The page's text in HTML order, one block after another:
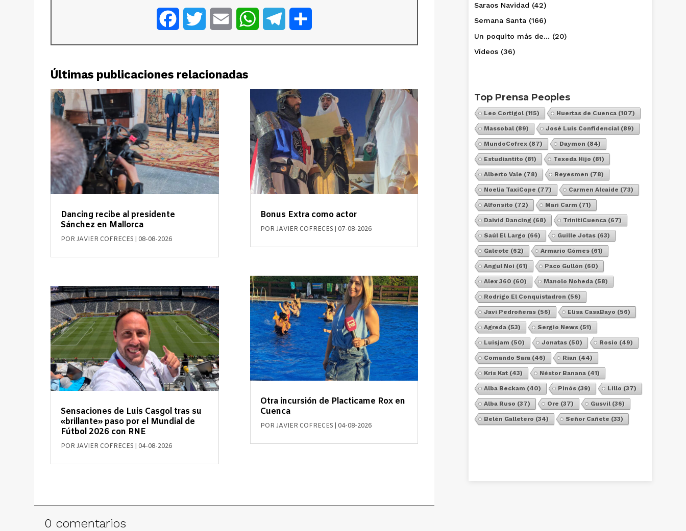
FacebookTwitter Email WhatsAppTelegram
Últimas publicaciones relacionadas
Dancing recibe al presidente
Sánchez en Mallorca
PORJAVIER COFRECES 08-08-2026
Sensaciones de Luis Casgol tras su
«brillante» paso por el Mundial de
Fútbol 2026 con RNE
PORJAVIER COFRECES 04-08-2026
Bonus Extra como actor
POR JAVIER COFRECES 07-08-2026
Otra incursión de Placticame Rox en
Cuenca
POR JAVIER COFRECES 04-08-2026
0 comentarios
Saraos Navidad (42)
Semana Santa (166)
Un poquito más de… (20)
Vídeos (36)
Top Prensa Peoples
Leo Cortigol (115) Huertas de Cuenca (107)
Massobal (89) José Luis Confidencial (89)
MundoCofrex (87) Daymon (84)
Estudiantito (81) Texeda Hijo (81)
Alberto Vale (78) Reyesmen (78)
Noelia TaxiCope (77) Carmen Alcaide (73)
Alfonsito (72) Mari Carm (71)
Daivid Dancing (68) TrinitiCuenca (67)
Saúl El Largo (66) Guille Jotas (63)
Galeote (62) Armario Gómes (61)
Angul Noi (61) Paco Gullón (60)
Alex 360 (60) Manolo Noheda (58)
Rodrigo El Conquistadron (56)
Javi Pedroñeras (56) Elisa CasaBayo (56)
Agreda (53) Sergio News (51)
Luisjam (50) Jonatas (50) Rosio (49)
Comando Sara (46) Rian (44)
Kris Kat (43) Néstor Banana (41)
Alba Beckam (40) Pinós (39) Lillo (37)
Alba Ruso (37) Ore (37) Gusvil (36)
Belén Galletero (34) Señor Cañete (33)